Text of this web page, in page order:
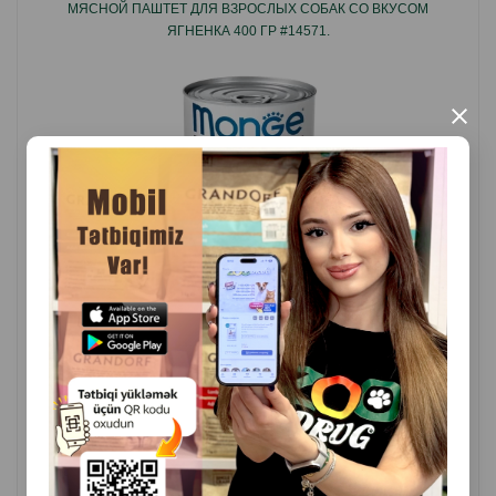
×
Страна производитель: Италия.
МЯСНОЙ ПАШТЕТ ДЛЯ ВЗРОСЛЫХ СОБАК СО ВКУСОМ
ЯГНЕНКА 400 ГР #14571.
( Отзывы)
Масса Цена
Купить
1 шт
4.60
КУПИТЬ